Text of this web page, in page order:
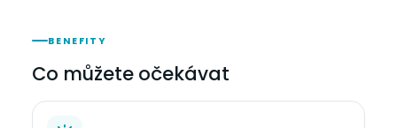
BENEFITY
Co můžete očekávat